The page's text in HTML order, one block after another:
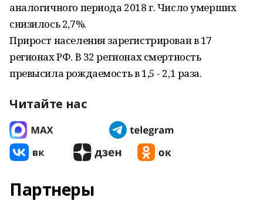
аналогичного периода 2018 г. Число умерших
снизилось 2,7%.
Прирост населения зарегистрирован в 17
регионах РФ. В 32 регионах смертность
превысила рождаемость в 1,5 - 2,1 раза.
Читайте нас
Партнеры